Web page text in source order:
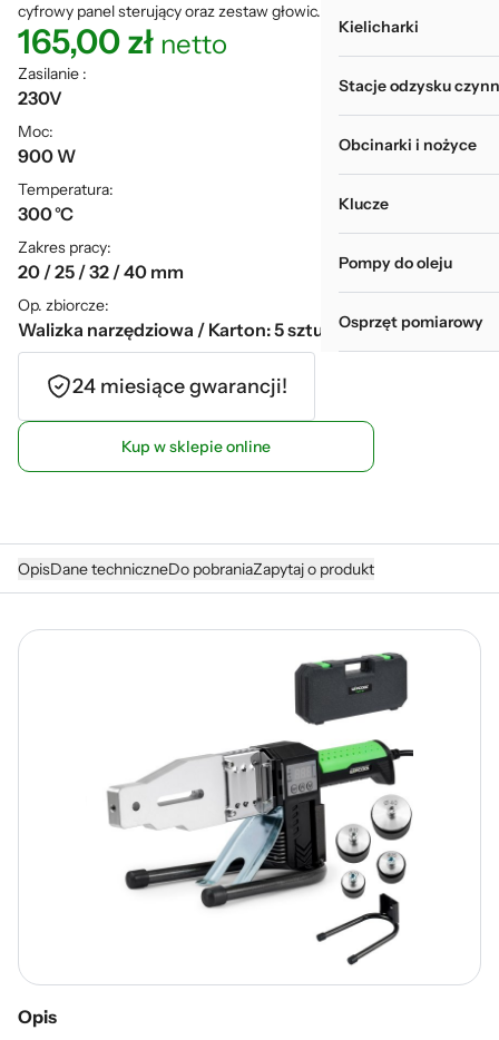
Kielicharki
Stacje odzysku
Obcinarki i nożyce
Klucze
Pompy do oleju
Osprzęt pomiarowy
cyfrowy panel sterujący oraz zestaw głowic.
165,00zł netto
Zasilanie :
230V
Moc:
900 W
Temperatura:
300 °C
Zakres pracy:
20 / 25 / 32 / 40 mm
Op. zbiorcze:
Walizka narzędziowa / Karton: 5 sztuk
24 miesiące gwarancji!
Kup w sklepie online
OpisDane techniczneDo pobraniaZapytaj o produkt
Opis